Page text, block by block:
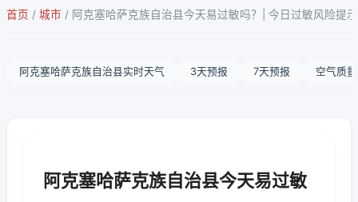
首页 / 城市 / 阿克塞哈萨克族自治县今天易过敏吗？| 今日过敏风险提示
阿克塞哈萨克族自治县实时天气 3天预报 7天预报 空气质量
阿克塞哈萨克族自治县今天易过敏